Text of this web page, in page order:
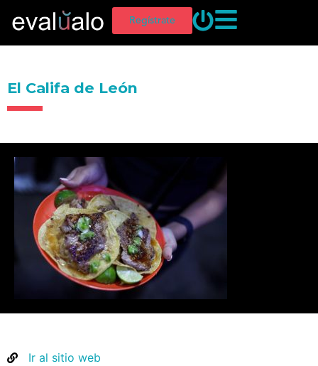
Regístrate
El Califa de León
Ir al sitio web